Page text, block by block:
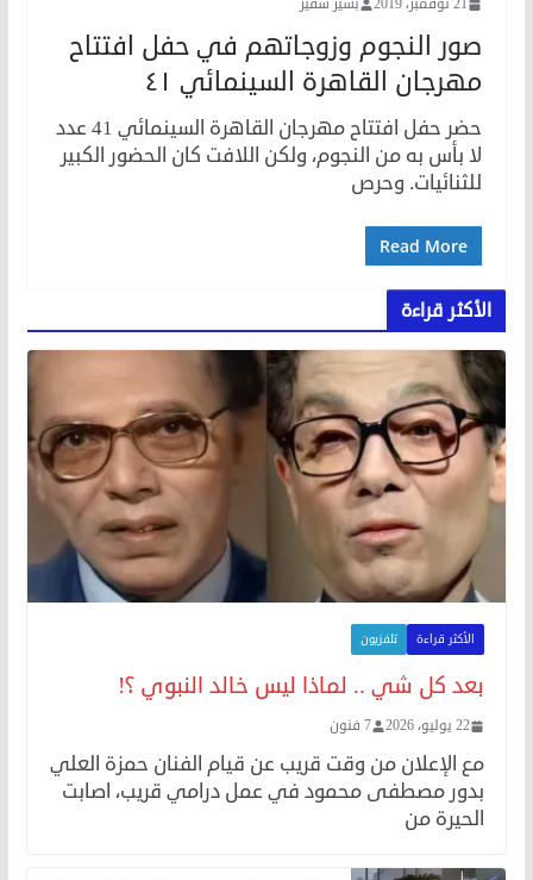
صور النجوم وزوجاتهم في حفل افتتاح
مهرجان القاهرة السينمائي ٤١
حضر حفل افتتاح مهرجان القاهرة السينمائي 41 عدد
لا بأس به من النجوم، ولكن اللافت كان الحضور الكبير
للثنائيات. وحرص
Read More
الأكثر قراءة
الأكثر قراءة تلفزيون
بعد كل شي .. لماذا ليس خالد النبوي ؟!
22 يوليو، 2026 7 فنون
مع الإعلان من وقت قريب عن قيام الفنان حمزة العلي
بدور مصطفى محمود في عمل درامي قريب، اصابت
الحيرة من